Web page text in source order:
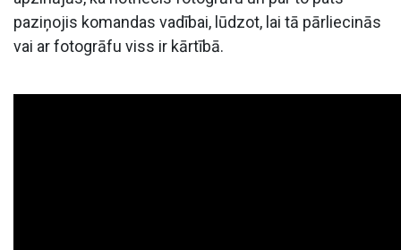
paziņojis komandas vadībai, lūdzot, lai tā pārliecinās
vai ar fotogrāfu viss ir kārtībā.